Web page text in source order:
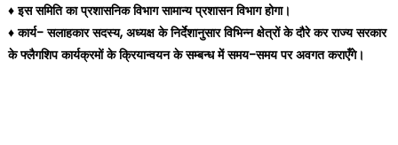
♦️ इस समिति का प्रशासनिक विभाग सामान्य प्रशासन विभाग होगा।
♦️ कार्य- सलाहकार सदस्य, अध्यक्ष के निर्देशानुसार विभिन्न क्षेत्रों के दौरे कर राज्य सरकार
के फ्लैगशिप कार्यक्रमों के क्रियान्वयन के सम्बन्ध में समय-समय पर अवगत कराएँगे।